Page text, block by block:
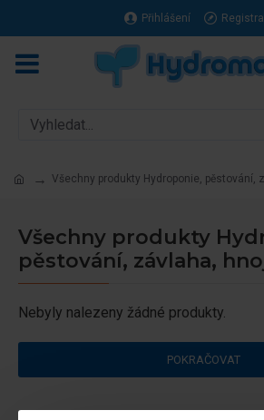
Přihlášení
Všechny produkty Hydroponie, pěstování,
Všechny produkty
pěstování, závlaha,
Nebyly nalezeny žádné produkty.
POKRAČOVAT